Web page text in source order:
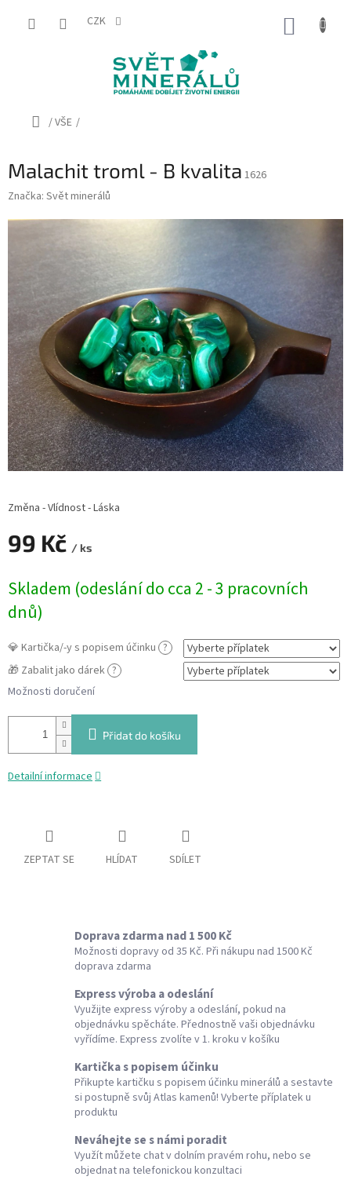
CZK
Domů
/VŠE /
Malachit troml - B kvalita 1626
Značka: Svět minerálů
99 Kč / ks
cena:
Skladem (odeslání do cca 2 - 3 pracovních
dnů)
💎 Kartička/-y s popisem účinku ?
🎁 Zabalit jako dárek ?
Možnosti doručení
Přidat do košíku
Změna - Vlídnost - Láska
Detailní informace
ZEPTAT SE HLÍDAT SDÍLET
Doprava zdarma nad 1 500 Kč
Možnosti dopravy od 35 Kč. Při nákupu nad 1500 Kč
doprava zdarma
Express výroba a odeslání
Využijte express výroby a odeslání, pokud na
objednávku spěcháte. Přednostně vaši objednávku
vyřídíme. Express zvolíte v 1. kroku v košíku
Kartička s popisem účinku
Přikupte kartičku s popisem účinku minerálů a sestavte
si postupně svůj Atlas kamenů! Vyberte příplatek u
produktu
Neváhejte se s námi poradit
Využít můžete chat v dolním pravém rohu, nebo se
objednat na telefonickou konzultaci